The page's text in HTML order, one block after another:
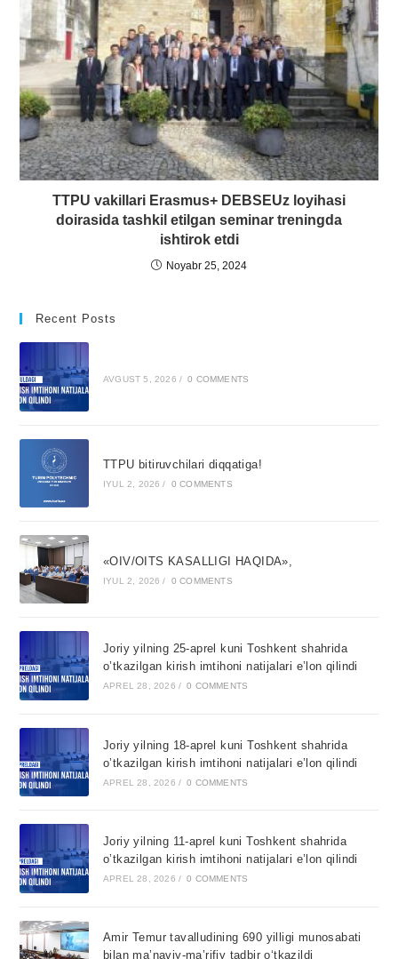
TTPU vakillari Erasmus+ DEBSEUz loyihasi
doirasida tashkil etilgan seminar treningda
ishtirok etdi
Noyabr 25, 2024
Recent Posts
AVGUST 5, 2026 / 0 COMMENTS
TTPU bitiruvchilari diqqatiga!
IYUL 2, 2026 / 0 COMMENTS
«OIV/OITS KASALLIGI HAQIDA»,
IYUL 2, 2026 / 0 COMMENTS
Joriy yilning 25-aprel kuni Toshkent shahrida
o’tkazilgan kirish imtihoni natijalari e’lon qilindi
APREL 28, 2026 / 0 COMMENTS
Joriy yilning 18-aprel kuni Toshkent shahrida
o’tkazilgan kirish imtihoni natijalari e’lon qilindi
APREL 28, 2026 / 0 COMMENTS
Joriy yilning 11-aprel kuni Toshkent shahrida
o’tkazilgan kirish imtihoni natijalari e’lon qilindi
APREL 28, 2026 / 0 COMMENTS
Amir Temur tavalludining 690 yilligi munosabati
bilan ma’naviy-ma’rifiy tadbir o‘tkazildi